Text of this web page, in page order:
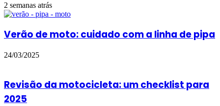
2 semanas atrás
Verão de moto: cuidado com a linha de pipa
24/03/2025
Revisão da motocicleta: um checklist para
2025